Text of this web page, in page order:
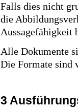
Falls dies nicht
die
Aussagefähigkeit
Alle Dokumente
Die Formate sind
3